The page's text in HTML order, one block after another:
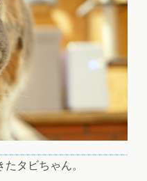
タビちゃん。